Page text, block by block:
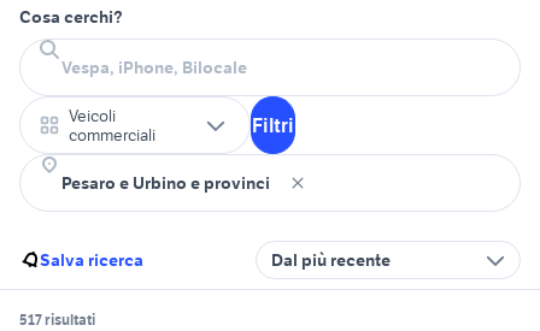
Cosa cerchi?
Veicoli
commerciali
Filtri
Salva ricerca Dal più recente
517 risultati